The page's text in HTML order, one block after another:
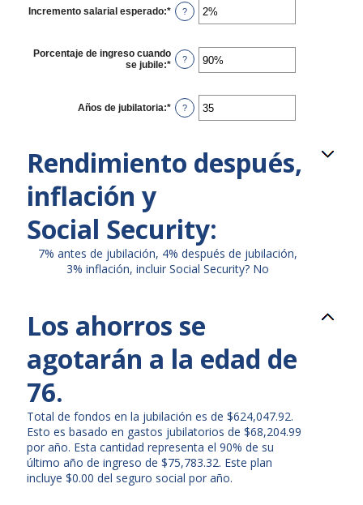
$0
y
Incremento salarial esperado:* Ingresa
un
0%
y
?
Porcentaje de ingreso cuando
se jubile:* Ingresa
entre
40%
?
Años de jubilatoria:* Ingresa
un
y
100
?
Rendimiento después,
inflación y
Social Security:
7% antes de jubilación, 4% después de jubilación,
3% inflación, incluir Social Security? No
Los ahorros se
agotarán a la edad de
76.
Total de fondos en la jubilación es de $624,047.92.
Esto es basado en gastos jubilatorios de $68,204.99
por año. Esta cantidad representa el 90% de su
último año de ingreso de $75,783.32. Este plan
incluye $0.00 del seguro social por año.